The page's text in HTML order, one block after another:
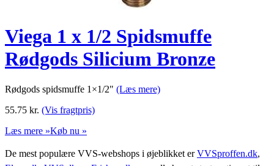
Viega 1 x 1/2 Spidsmuffe
Rødgods Silicium Bronze
Rødgods spidsmuffe 1×1/2" (Læs mere)
55.75 kr. (Vis fragtpris)
Læs mere »Køb nu »
De mest populære VVS-webshops i øjeblikket erVVSproffen.dk,